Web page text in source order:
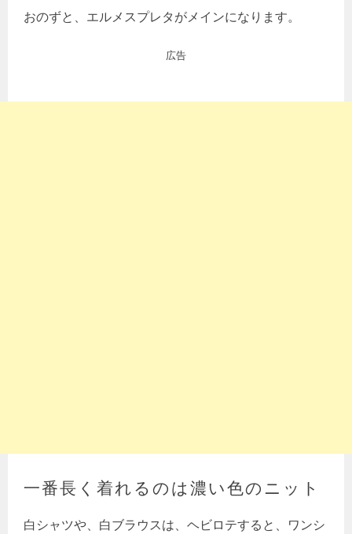
おのずと、エルメスプレタがメインになります。
広告
一番長く着れるのは濃い色のニット
白シャツや、白ブラウスは、ヘビロテすると、ワンシ